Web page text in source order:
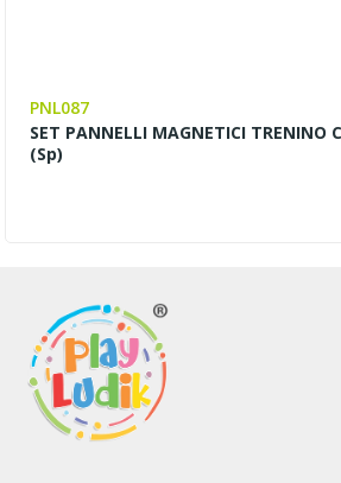
PNL087
SET PANNELLI MAGNETICI TRENINO
(sp)